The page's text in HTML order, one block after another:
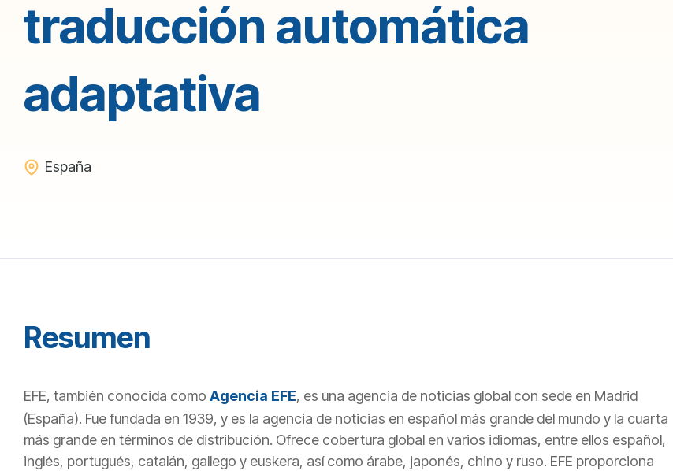
traducción automática
adaptativa
España
Resumen
EFE, también conocida como Agencia EFE, es una agencia de noticias global con sede en Madrid
(España). Fue fundada en 1939, y es la agencia de noticias en español más grande del mundo y la cuarta
más grande en términos de distribución. Ofrece cobertura global en varios idiomas, entre ellos español,
inglés, portugués, catalán, gallego y euskera, así como árabe, japonés, chino y ruso. EFE proporciona